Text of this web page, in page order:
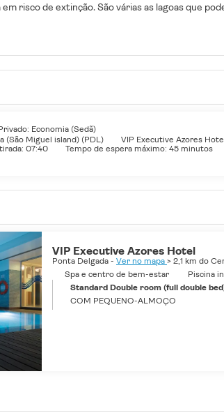
risco de extinção. São várias as lagoas que
Economia (Sedã)
(São Miguel island) (PDL)
VIP Executive Azores
07:40
Tempo de espera máximo: 45 minutos
VIP Executive Azores Hotel
Ponta Delgada - Ver no mapa > 2,1 km do
Spa e centro de bem-estar
Piscina
Standard Double room (full double
COM PEQUENO-ALMOÇO